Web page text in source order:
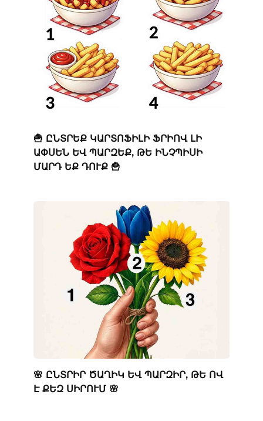
🍟 ԸՆՏՐԵՔ ԿԱՐՏՈՖԻԼԻ ՖՐԻՈՎ ԼԻ
ԱՓՍԵՆ ԵՎ ՊԱՐԶԵՔ, ԹԵ ԻՆՉՊԻՍԻ
ՄԱՐԴ ԵՔ ԴՈՒՔ 🍟
🌸 ԸՆՏՐԻՐ ԾԱՂԻԿ ԵՎ ՊԱՐԶԻՐ, ԹԵ ՈՎ
Է ՔԵԶ ՍԻՐՈՒՄ 🌸